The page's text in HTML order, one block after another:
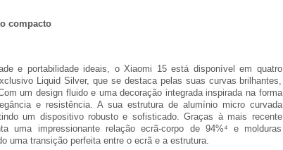
compacto
e portabilidade ideais, o Xiaomi 15 está disponível em quatro
Liquid Silver, que se destaca pelas suas curvas brilhantes,
um design fluido e uma decoração integrada inspirada na forma
e resistência. A sua estrutura de alumínio micro curvada
um dispositivo robusto e sofisticado. Graças à mais recente
uma impressionante relação ecrã-corpo de 94%⁴ e molduras
uma transição perfeita entre o ecrã e a estrutura.